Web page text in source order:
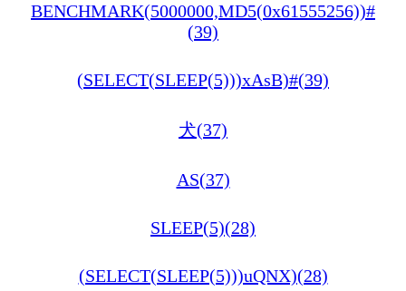
BENCHMARK(5000000,MD5(0x61555256))#
(39)
(SELECT(SLEEP(5)))xAsB)#(39)
犬(37)
AS(37)
SLEEP(5)(28)
(SELECT(SLEEP(5)))uQNX)(28)